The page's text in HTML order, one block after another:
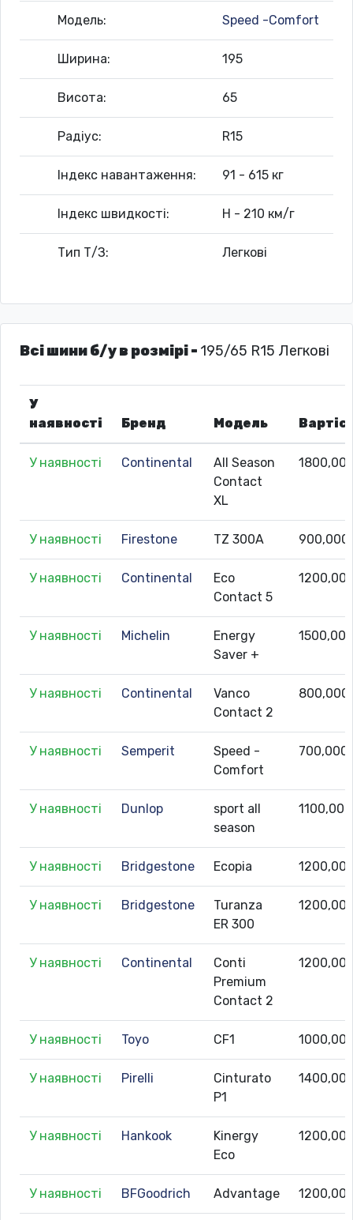
Модель: Speed -Comfort
Ширина: 195
Висота: 65
Радіус: R15
Індекс навантаження: 91 - 615 кг
Індекс швидкості: H - 210 км/г
Тип Т/З: Легкові
Всі шини б/у в розмірі - 195/65 R15 Легкові
У
наявності
Бренд Модель
У наявності Continental
All Season
Contact
XL
У наявності Firestone TZ 300A 900,000
У наявності Continental
Eco
Contact 5
У наявності Michelin
Energy
Saver +
1500,000
У наявності Continental
Vanco
Contact 2
800,000
У наявності Semperit
Speed -
Comfort
700,000
У наявності Dunlop
sport all
season
1100,000
У наявності Bridgestone Ecopia
У наявності Bridgestone
Turanza
ER 300
У наявності Continental
Conti
Premium
Contact 2
У наявності Toyo CF1
У наявності Pirelli
Cinturato
P1
У наявності Hankook
Kinergy
Eco
У наявності BFGoodrich Advantage